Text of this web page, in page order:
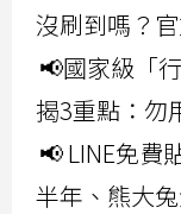
沒刷到嗎？
📢國家級「
揭3重點：勿
📢 LINE免費
半年、熊大